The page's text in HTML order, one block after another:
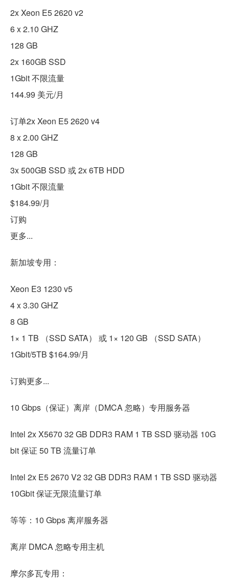
2x Xeon E5 2620 v2
6 x 2.10 GHZ
128 GB
2x 160GB SSD
1Gbit 不限流量
144.99 美元/月
订单2x Xeon E5 2620 v4
8 x 2.00 GHZ
128 GB
3x 500GB SSD 或 2x 6TB HDD
1Gbit 不限流量
$184.99/月
订购
更多...
新加坡专用：
Xeon E3 1230 v5
4 x 3.30 GHZ
8 GB
1× 1 TB （SSD SATA） 或 1× 120 GB （SSD SATA）
1Gbit/5TB $164.99/月
订购更多...
10 Gbps（保证）离岸（DMCA 忽略）专用服务器
Intel 2x X5670 32 GB DDR3 RAM 1 TB SSD 驱动器 10G
bit 保证 50 TB 流量订单
Intel 2x E5 2670 V2 32 GB DDR3 RAM 1 TB SSD 驱动器
10Gbit 保证无限流量订单
等等：10 Gbps 离岸服务器
离岸 DMCA 忽略专用主机
摩尔多瓦专用：